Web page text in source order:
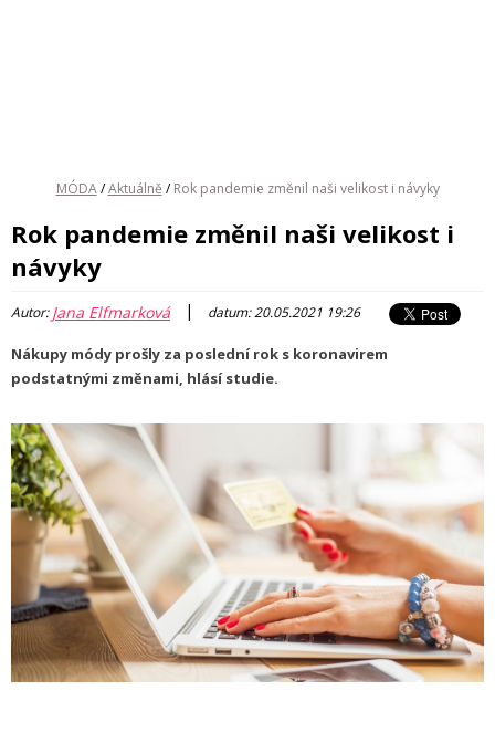
MÓDA / Aktuálně / Rok pandemie změnil naši velikost i návyky
Rok pandemie změnil naši velikost i
návyky
Autor:Jana Elfmarková | datum: 20.05.2021 19:26
Nákupy módy prošly za poslední rok s koronavirem
podstatnými změnami, hlásí studie.